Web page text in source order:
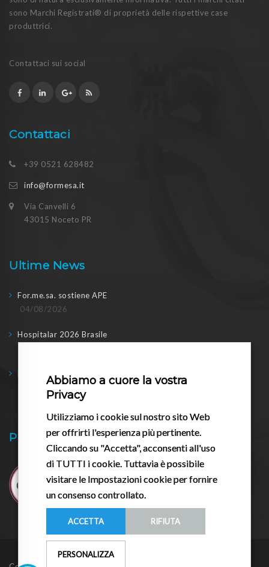
sono Marchi Registrati® di proprietà delle rispettive case
produttrici.
Contattaci sui social
Contattaci
+39 0521 628482
info@formesa.it
Via Canvelli 6
43015 Noceto PR
Ultime News
For.me.sa. sostiene APE
04/08/2026
Hospitalar 2026 Brasile
Formesa a WHX Dubai
17/02/2026
Pessario.it
Abbiamo a cuore la vostra
Privacy
Utilizziamo i cookie sul nostro sito Web
per offrirti l'esperienza più pertinente.
Cliccando su "Accetta", acconsenti all'uso
di TUTTI i cookie. Tuttavia è possibile
visitare le Impostazioni cookie per fornire
un consenso controllato.
ACCETTA RIFIUTA
PERSONALIZZA